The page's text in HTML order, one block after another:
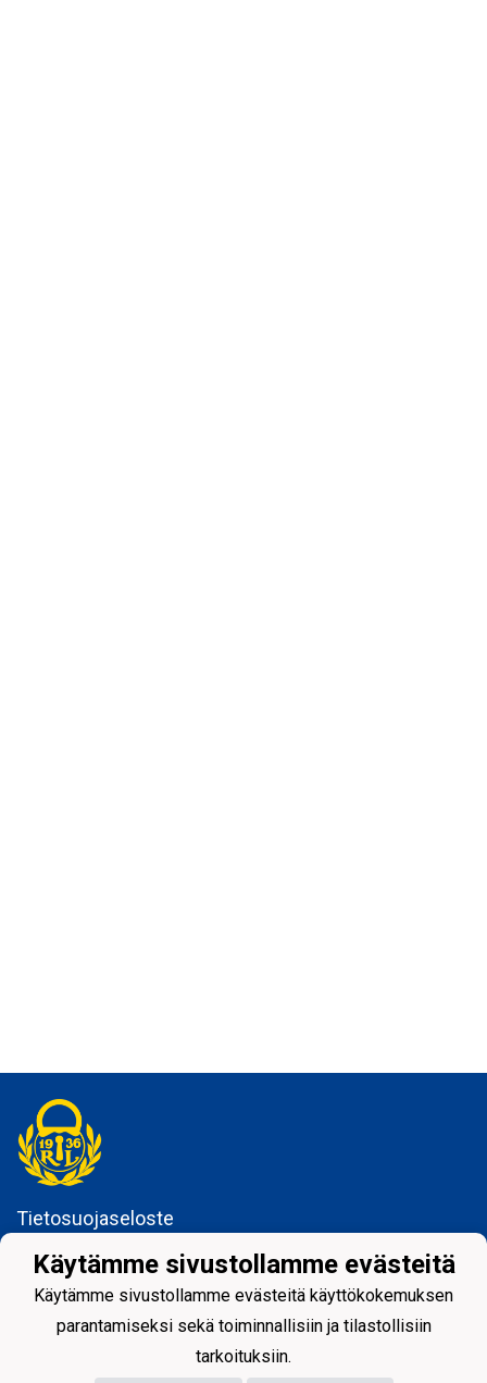
Tietosuojaseloste
Rauman Lukko ry
Kuninkaankatu 3
26100 Rauma
Käytämme sivustollamme evästeitä
Käytämme sivustollamme evästeitä käyttökokemuksen
parantamiseksi sekä toiminnallisiin ja tilastollisiin
tarkoituksiin.